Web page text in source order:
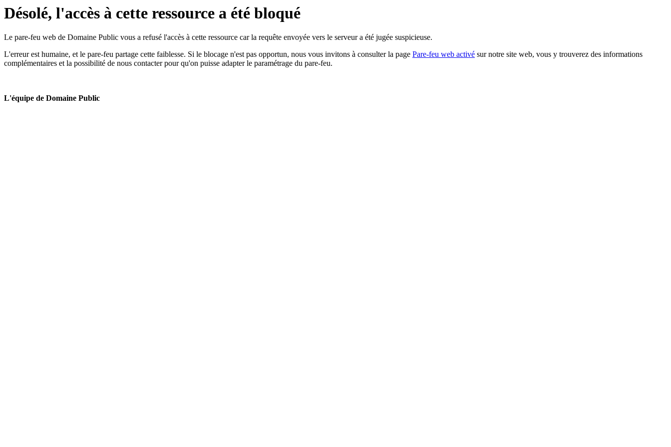
Désolé, l'accès à cette ressource a été bloqué
Le pare-feu web de Domaine Public vous a refusé l'accès à cette ressource car la requête envoyée vers le serveur a été jugée suspicieuse.
L'erreur est humaine, et le pare-feu partage cette faiblesse. Si le blocage n'est pas opportun, nous vous invitons à consulter la page Pare-feu web activé sur notre site web, vous y trouverez des informations
complémentaires et la possibilité de nous contacter pour qu'on puisse adapter le paramétrage du pare-feu.
L'équipe de Domaine Public